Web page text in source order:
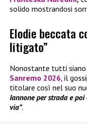
solido mostrandosi
Elodie beccata
litigato”
Nonostante tutti
Sanremo 2026, il
titolare così nel suo
Iannone per strada e
via”.